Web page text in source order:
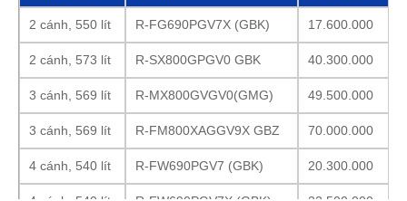
2 cánh, 550 lít R-FG690PGV7X (GBK) 17.600.000
2 cánh, 573 lít R-SX800GPGV0 GBK 40.300.000
3 cánh, 569 lít R-MX800GVGV0(GMG) 49.500.000
3 cánh, 569 lít R-FM800XAGGV9X GBZ 70.000.000
4 cánh, 540 lít R-FW690PGV7 (GBK) 20.300.000